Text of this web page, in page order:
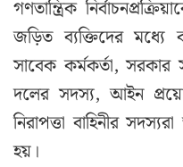
গণতান্ত্রিক
জড়িত ব্যক্তিদের মধ্যে
সাবেক কর্মকর্তা,
দলের সদস্য, আইন
নিরাপত্তা বাহিনীর
হয়।